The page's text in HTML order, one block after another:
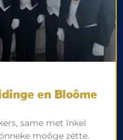
en Bloôme
same met înkel
moôge zétte.